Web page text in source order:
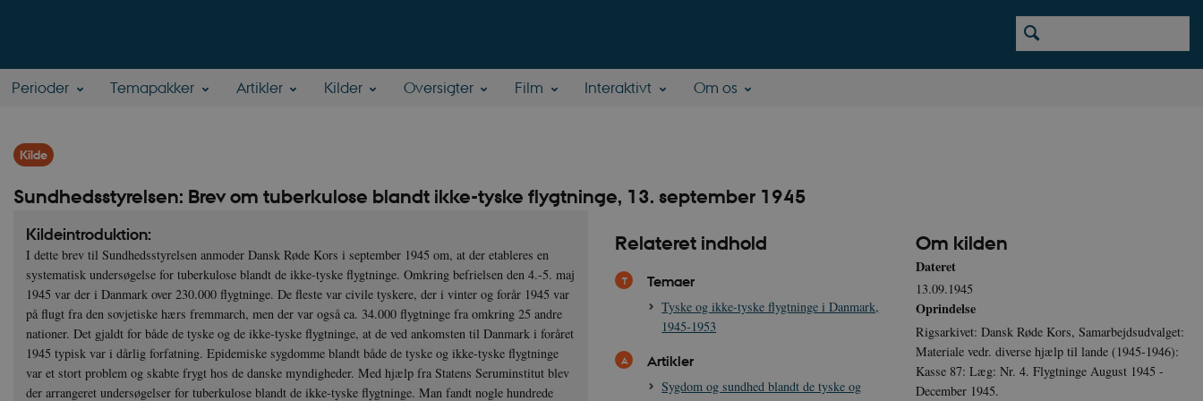
Perioder Temapakker Artikler Kilder Oversigter Film Interaktivt Om os
Kilde
Sundhedsstyrelsen: Brev om tuberkulose blandt ikke-tyske flygtninge, 13. september 1945
Kildeintroduktion:
I dette brev til Sundhedsstyrelsen anmoder Dansk Røde Kors i september 1945 om, at der etableres en
systematisk undersøgelse for tuberkulose blandt de ikke-tyske flygtninge. Omkring befrielsen den 4.-5. maj
1945 var der i Danmark over 230.000 flygtninge. De fleste var civile tyskere, der i vinter og forår 1945 var
på flugt fra den sovjetiske hærs fremmarch, men der var også ca. 34.000 flygtninge fra omkring 25 andre
nationer. Det gjaldt for både de tyske og de ikke-tyske flygtninge, at de ved ankomsten til Danmark i foråret
1945 typisk var i dårlig forfatning. Epidemiske sygdomme blandt både de tyske og ikke-tyske flygtninge
var et stort problem og skabte frygt hos de danske myndigheder. Med hjælp fra Statens Seruminstitut blev
der arrangeret undersøgelser for tuberkulose blandt de ikke-tyske flygtninge. Man fandt nogle hundrede
Relateret indhold
Temaer
Tyske og ikke-tyske flygtninge i Danmark,
1945-1953
Artikler
Sygdom og sundhed blandt de tyske og
Om kilden
Dateret
13.09.1945
Oprindelse
Rigsarkivet: Dansk Røde Kors, Samarbejdsudvalget:
Materiale vedr. diverse hjælp til lande (1945-1946):
Kasse 87: Læg: Nr. 4. Flygtninge August 1945 -
December 1945.